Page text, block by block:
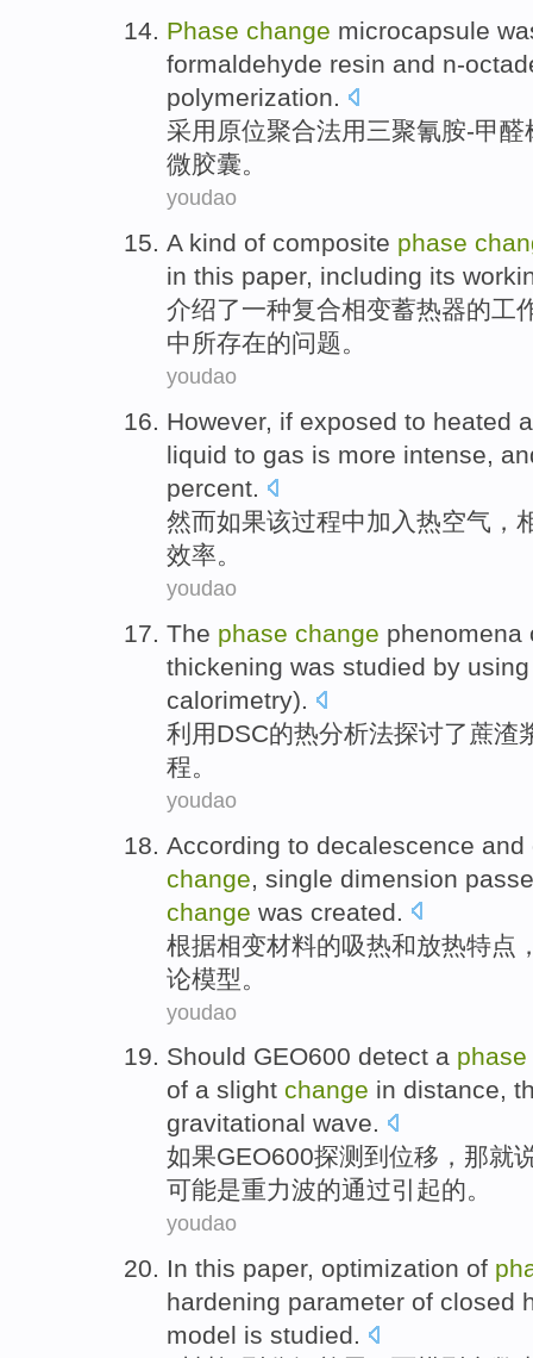
Phase change microcapsule
formaldehyde resin and n-
polymerization.
采用 原位聚合法用三聚氰胺-甲醛
微胶囊。
youdao
A kind of composite phase
in this paper, including its
介绍了一种复合相变蓄热器的工
中所存在的问题。
youdao
However, if exposed to heated
liquid to gas is more intense,
percent.
然而如果该过程中加入热空气 ，
效率。
youdao
The phase change phenomena
thickening was studied by using
calorimetry).
利用DSC的热分析法探讨了 蔗渣
程。
youdao
According to decalescence and
change single dimension
change was created
根据相变材料的吸热和放热特点
论模型 。
youdao
Should GEO600 detect a phase
of a slight change in distance,
gravitational wave.
如果GEO600探测 到位移， 那就
可能是重力波的通过引起的。
youdao
In this paper, optimization of
hardening parameter of closed
model is studied.